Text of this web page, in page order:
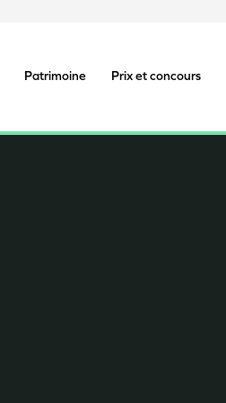
Patrimoine Prix et concours